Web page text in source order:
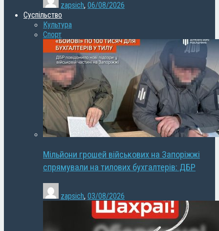
zapsich, 06/08/2026
Суспільство
Культура
Спорт
Мільйони грошей військових на Запоріжжі
спрямували на тилових бухгалтерів: ДБР
zapsich, 03/08/2026